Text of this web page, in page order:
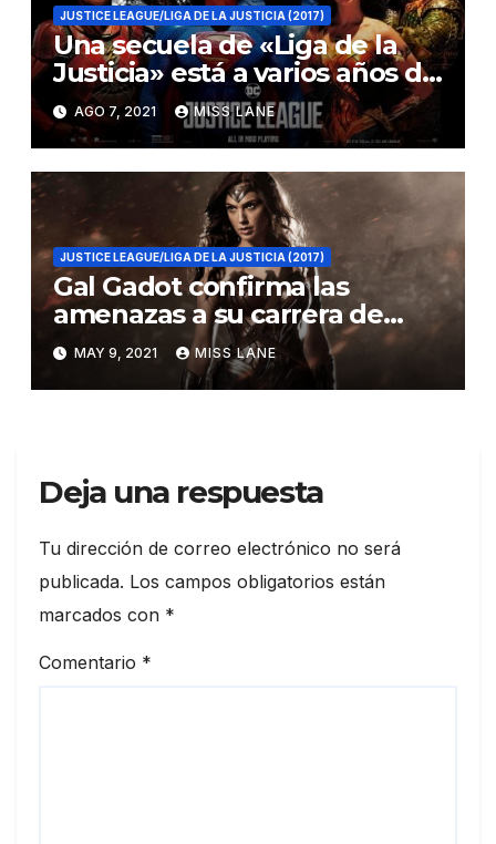
JUSTICE LEAGUE/LIGA DE LA JUSTICIA (2017)
Una secuela de «Liga de la
Justicia» está a varios años de
distancia
AGO 7, 2021 MISS LANE
JUSTICE LEAGUE/LIGA DE LA JUSTICIA (2017)
Gal Gadot confirma las
amenazas a su carrera de
Joss Whedon
MAY 9, 2021 MISS LANE
Deja una respuesta
Tu dirección de correo electrónico no será
publicada. Los campos obligatorios están
marcados con *
Comentario *